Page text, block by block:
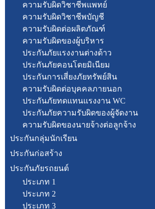
ความรับผิดวิชาชีพแพทย์
ความรับผิดวิชาชีพบัญชี
ความรับผิดต่อผลิตภัณฑ์
ความรับผิดของผู้บริหาร
ประกันภัยแรงงานต่างด้าว
ประกันภัยคอนโดยมิเนียม
ประกันการเสี่ยงภัยทรัพย์สิน
ความรับผิดต่อบุคคลภายนอก
ประกันภัยทดแทนแรงงาน WC
ประกันภัยความรับผิดของผู้จัดงาน
ความรับผิดของนายจ้างต่อลูกจ้าง
ประกันกลุ่มนักเรียน
ประกันก่อสร้าง
ประกันภัยรถยนต์
ประเภท 1
ประเภท 2
ประเภท 3